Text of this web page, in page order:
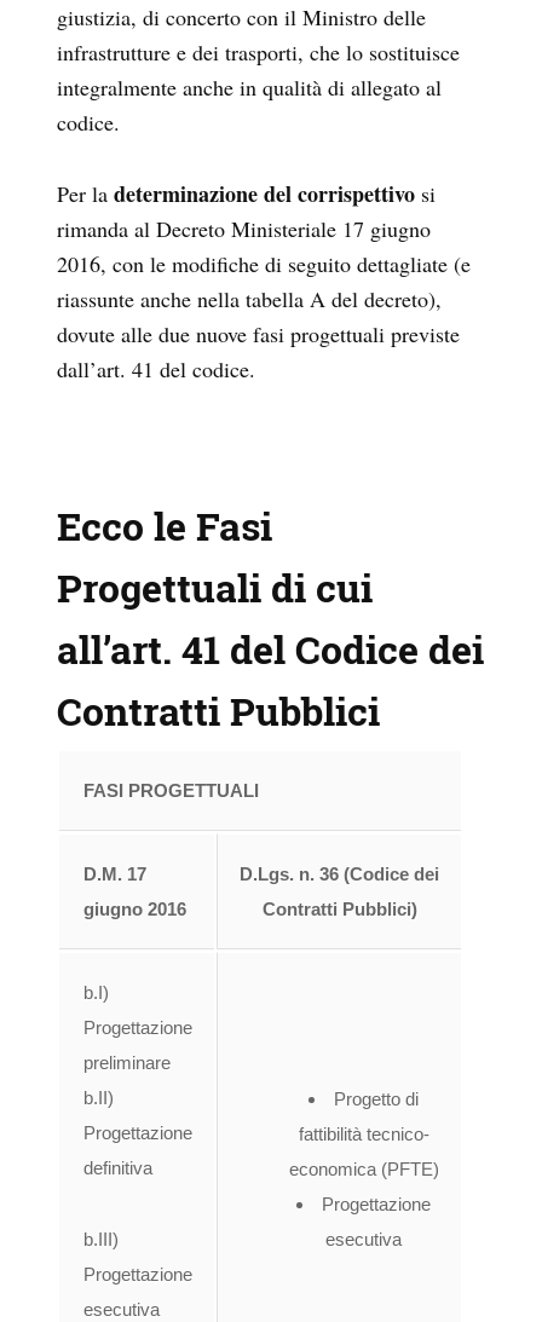
giustizia, di concerto con il Ministro delle
infrastrutture e dei trasporti, che lo sostituisce
integralmente anche in qualità di allegato al
codice.
Per la determinazione del corrispettivo si
rimanda al Decreto Ministeriale 17 giugno
2016, con le modifiche di seguito dettagliate (e
riassunte anche nella tabella A del decreto),
dovute alle due nuove fasi progettuali previste
dall’art. 41 del codice.
Ecco le Fasi
Progettuali di cui
all’art. 41 del Codice dei
Contratti Pubblici
FASI PROGETTUALI
D.M. 17
giugno 2016
D.Lgs. n. 36 (Codice dei
Contratti Pubblici)
b.I)
Progettazione
preliminare
b.II)
Progettazione
definitiva
b.III)
Progettazione
esecutiva
Progetto di
fattibilità tecnico-
economica (PFTE)
Progettazione
esecutiva